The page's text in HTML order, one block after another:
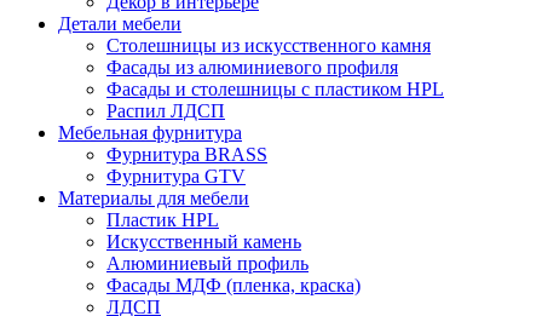
Детали мебели
Столешницы из искусственного камня
Фасады из алюминиевого профиля
Фасады и столешницы с пластиком HPL
Распил ЛДСП
Мебельная фурнитура
Фурнитура BRASS
Фурнитура GTV
Материалы для мебели
Пластик HPL
Искусственный камень
Алюминиевый профиль
Фасады МДФ (пленка, краска)
ЛДСП